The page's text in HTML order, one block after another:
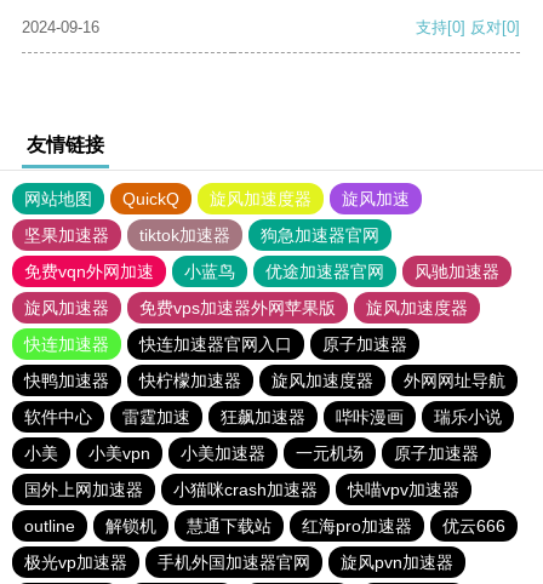
2024-09-16 支持[0] 反对[0]
友情链接
网站地图 QuickQ 旋风加速度器
旋风加速
坚果加速器
tiktok加速器
狗急加速器官网
免费vqn外网加速
小蓝鸟 优途加速器官网
风驰加速器
旋风加速器
免费vps加速器外网苹果版
旋风加速度器
快连加速器
快连加速器官网入口
原子加速器
快鸭加速器
快柠檬加速器 旋风加速度器
外网网址导航
软件中心
雷霆加速 狂飙加速器 哔咔漫画
瑞乐小说
小美
小美vpn 小美加速器 一元机场
原子加速器
国外上网加速器
小猫咪crash加速器
快喵vpv加速器
outline
解锁机 慧通下载站 红海pro加速器
优云666
极光vp加速器
手机外国加速器官网 旋风pvn加速器